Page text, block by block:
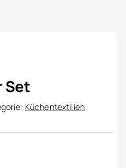
Set
Küchentextilien